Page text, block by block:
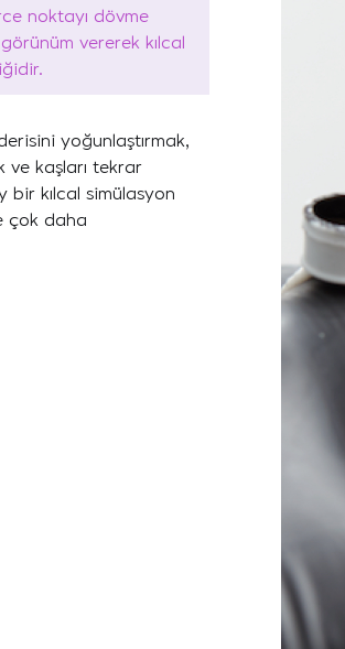
noktayı dövme
vererek kılcal
yoğunlaştırmak,
kaşları tekrar
bir kılcal simülasyon
çok daha